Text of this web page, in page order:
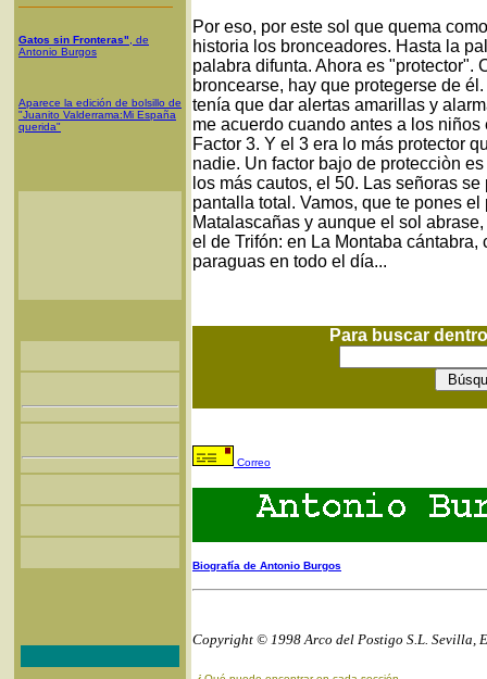
Gatos sin Fronteras" , de
Antonio Burgos
Aparece la edición de bolsillo de
"Juanito Valderrama:Mi España
querida"
Por eso, por este sol que quema
historia los bronceadores. Hasta la
palabra difunta. Ahora es "protector".
broncearse, hay que protegerse de
tenía que dar alertas amarillas y
me acuerdo cuando antes a los
Factor 3. Y el 3 era lo más protector
nadie. Un factor bajo de protecciòn
los más cautos, el 50. Las señoras
pantalla total. Vamos, que te pones el
Matalascañas y aunque el sol
el de Trifón: en La Montaba
paraguas en todo el día...
Para buscar
Correo
Biografía de Antonio Burgos
Copyright © 1998 Arco del Postigo S.L. Sevilla,